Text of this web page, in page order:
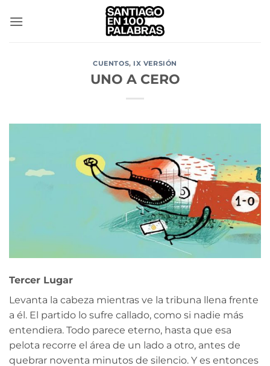
CUENTOS, IX VERSIÓN
UNO A CERO
Tercer Lugar
Levanta la cabeza mientras ve la tribuna llena frente
a él. El partido lo sufre callado, como si nadie más
entendiera. Todo parece eterno, hasta que esa
pelota recorre el área de un lado a otro, antes de
quebrar noventa minutos de silencio. Y es entonces